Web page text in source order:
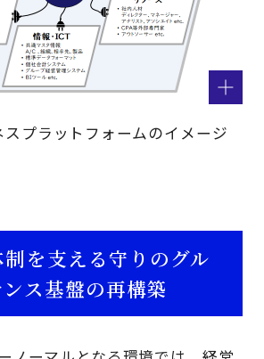
スプラットフォームのイメージ
を支える守りのグル
ス基盤の再構築